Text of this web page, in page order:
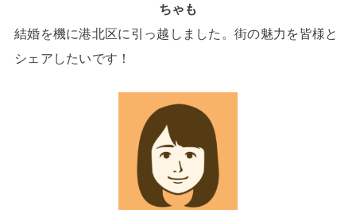
ちゃも
結婚を機に港北区に引っ越しました。街の魅力を皆様と
シェアしたいです！